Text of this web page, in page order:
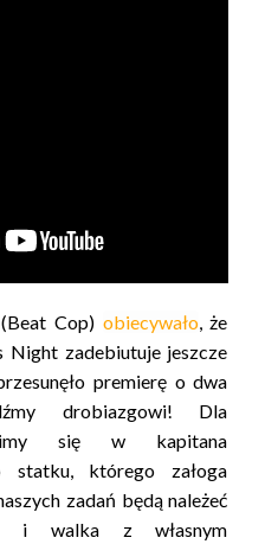
Cop) obiecywało, że
Night zadebiutuje jeszcze
premierę o dwa
drobiazgowi! Dla
się w kapitana
statku, którego załoga
zadań będą należeć
i walka z własnym